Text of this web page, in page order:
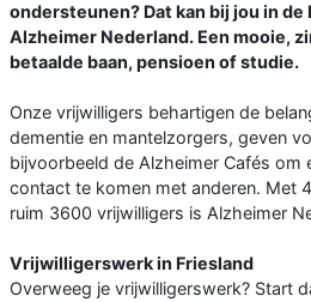
ondersteunen? Dat kan bij jou in
Alzheimer Nederland. Een mooie,
betaalde baan, pensioen of studie.
Onze vrijwilligers behartigen de
dementie en mantelzorgers, geven
bijvoorbeeld de Alzheimer Cafés om
contact te komen met anderen. Met
ruim 3600 vrijwilligers is Alzheimer
Vrijwilligerswerk in Friesland
Overweeg je vrijwilligerswerk? Start